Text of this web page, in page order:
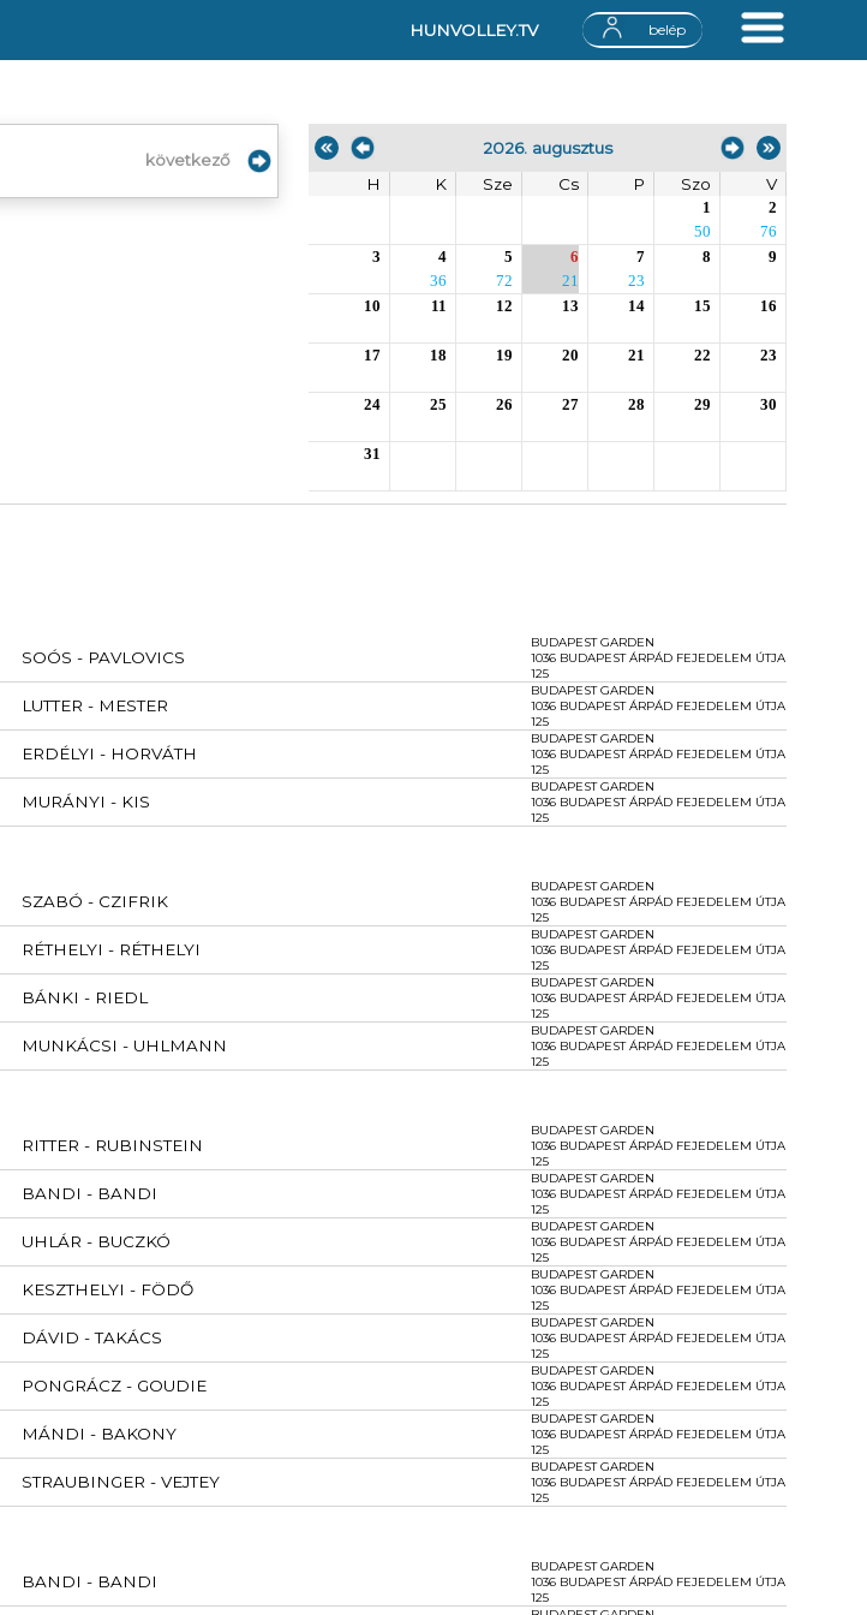
HUNVOLLEY.TV belép
következő
2026. augusztus
H
K Sze Cs P Szo V
1
50
2
76
3
4
36
5
72
6
21
7
23
8 9
10 11 12 13 14 15 16
17 18 19 20 21 22 23
24 25 26 27 28 29 30
31
SOÓS - PAVLOVICS
BUDAPEST GARDEN
1036 BUDAPEST ÁRPÁD FEJEDELEM ÚTJA
125
LUTTER - MESTER
BUDAPEST GARDEN
1036 BUDAPEST ÁRPÁD FEJEDELEM ÚTJA
125
ERDÉLYI - HORVÁTH
BUDAPEST GARDEN
1036 BUDAPEST ÁRPÁD FEJEDELEM ÚTJA
125
MURÁNYI - KIS
BUDAPEST GARDEN
1036 BUDAPEST ÁRPÁD FEJEDELEM ÚTJA
125
SZABÓ - CZIFRIK
BUDAPEST GARDEN
1036 BUDAPEST ÁRPÁD FEJEDELEM ÚTJA
125
RÉTHELYI - RÉTHELYI
BUDAPEST GARDEN
1036 BUDAPEST ÁRPÁD FEJEDELEM ÚTJA
125
BÁNKI - RIEDL
BUDAPEST GARDEN
1036 BUDAPEST ÁRPÁD FEJEDELEM ÚTJA
125
MUNKÁCSI - UHLMANN
BUDAPEST GARDEN
1036 BUDAPEST ÁRPÁD FEJEDELEM ÚTJA
125
RITTER - RUBINSTEIN
BUDAPEST GARDEN
1036 BUDAPEST ÁRPÁD FEJEDELEM ÚTJA
125
BANDI - BANDI
BUDAPEST GARDEN
1036 BUDAPEST ÁRPÁD FEJEDELEM ÚTJA
125
UHLÁR - BUCZKÓ
BUDAPEST GARDEN
1036 BUDAPEST ÁRPÁD FEJEDELEM ÚTJA
125
KESZTHELYI - FÖDŐ
BUDAPEST GARDEN
1036 BUDAPEST ÁRPÁD FEJEDELEM ÚTJA
125
DÁVID - TAKÁCS
BUDAPEST GARDEN
1036 BUDAPEST ÁRPÁD FEJEDELEM ÚTJA
125
PONGRÁCZ - GOUDIE
BUDAPEST GARDEN
1036 BUDAPEST ÁRPÁD FEJEDELEM ÚTJA
125
MÁNDI - BAKONY
BUDAPEST GARDEN
1036 BUDAPEST ÁRPÁD FEJEDELEM ÚTJA
125
STRAUBINGER - VEJTEY
BUDAPEST GARDEN
1036 BUDAPEST ÁRPÁD FEJEDELEM ÚTJA
125
BANDI - BANDI
BUDAPEST GARDEN
1036 BUDAPEST ÁRPÁD FEJEDELEM ÚTJA
125